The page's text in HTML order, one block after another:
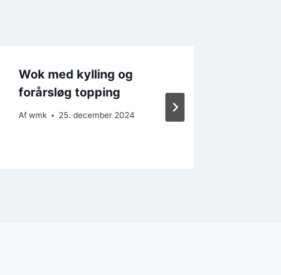
Wok med kylling og
forårsløg topping
Af wmk 25. december 2024